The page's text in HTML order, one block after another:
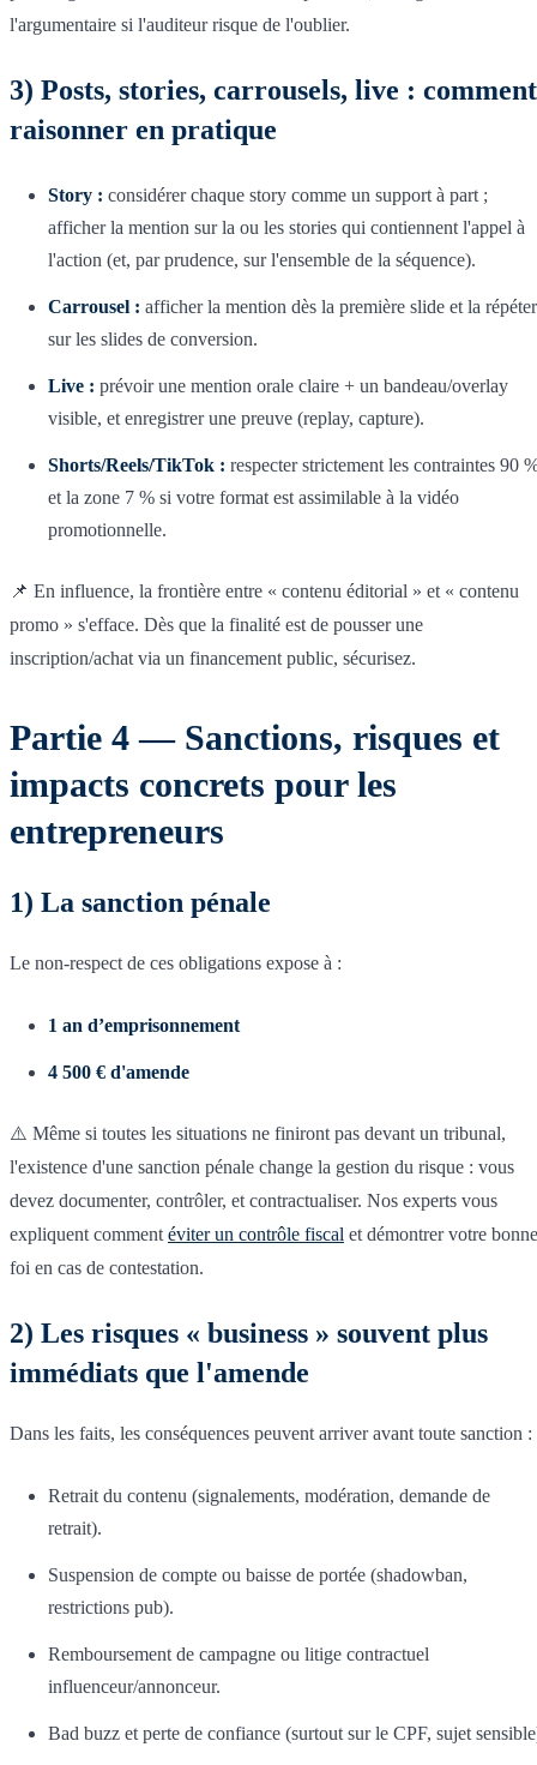
l'argumentaire si l'auditeur risque de l'oublier.
3) Posts, stories, carrousels, live : comment
raisonner en pratique
Story : considérer chaque story comme un support à part ;
afficher la mention sur la ou les stories qui contiennent l'appel à
l'action (et, par prudence, sur l'ensemble de la séquence).
Carrousel : afficher la mention dès la première slide et la répéter
sur les slides de conversion.
Live : prévoir une mention orale claire + un bandeau/overlay
visible, et enregistrer une preuve (replay, capture).
Shorts/Reels/TikTok : respecter strictement les contraintes 90
et la zone 7 % si votre format est assimilable à la vidéo
promotionnelle.
📌 En influence, la frontière entre « contenu éditorial » et « contenu
promo » s'efface. Dès que la finalité est de pousser une
inscription/achat via un financement public, sécurisez.
Partie 4 — Sanctions, risques et
impacts concrets pour les
entrepreneurs
1) La sanction pénale
Le non-respect de ces obligations expose à :
1 an d’emprisonnement
4 500 € d'amende
⚠️ Même si toutes les situations ne finiront pas devant un tribunal,
l'existence d'une sanction pénale change la gestion du risque : vous
devez documenter, contrôler, et contractualiser. Nos experts vous
expliquent comment éviter un contrôle fiscal et démontrer votre bonne
foi en cas de contestation.
2) Les risques « business » souvent plus
immédiats que l'amende
Dans les faits, les conséquences peuvent arriver avant toute sanction :
Retrait du contenu (signalements, modération, demande de
retrait).
Suspension de compte ou baisse de portée (shadowban,
restrictions pub).
Remboursement de campagne ou litige contractuel
influenceur/annonceur.
Bad buzz et perte de confiance (surtout sur le CPF, sujet